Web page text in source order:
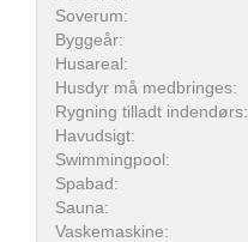
Soverum:
Byggeår:
Husareal:
Husdyr må medbringes:
Rygning tilladt indendørs:
Havudsigt:
Swimmingpool:
Spabad:
Sauna:
Vaskemaskine: